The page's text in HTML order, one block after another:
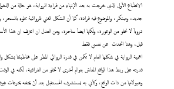
الانطباع الأول الذي خرجت به بعد الإنتهاء من قراءة الرواية، هو حالة من
جديد، ومبتكر، والموضوع فيه فرادة، كما أن الشكل الفني للروائية مملوء
دروباَ لا تخلو من الوعورة، ولكنها ايضاَ ساحرة، ومن العدل ان اعترف ان هذا
قبل، وهنا اتحدث عن نفسي فقط
اهمية الرواية في شكلها العام لا تكمن في قدرة الروائي المطر على مخاطبتنا بشكل
قدرته على ربط هذا الواقع المعاش بعوالم أخرى لا تخلو من الغرائبية، لكنه في
وهيولاتها من ذات الواقع، وكأني به يستشرف المستقبل بعد أنْ يحقنه بحرعات